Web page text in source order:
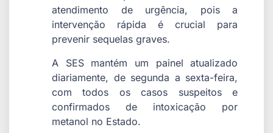
atendimento de urgência, pois a
intervenção rápida é crucial para
prevenir sequelas graves.
A SES mantém um painel atualizado
diariamente, de segunda a sexta-feira,
com todos os casos suspeitos e
confirmados de intoxicação por
metanol no Estado.